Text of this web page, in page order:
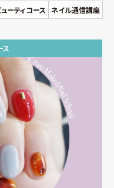
ーティコース ネイル通信講座
ス